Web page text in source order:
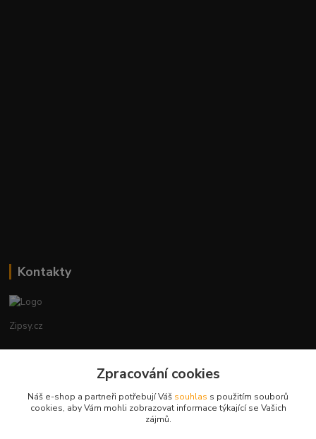
Kontakty
Zipsy.cz
+420774877333
obchod@zipsy.cz
Zpracování cookies
Náš e-shop a partneři potřebují Váš souhlas s použitím souborů
cookies, aby Vám mohli zobrazovat informace týkající se Vašich
zájmů.